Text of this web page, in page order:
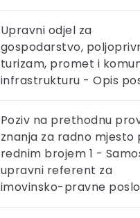
Upravni odjel za
gospodarstvo,
turizam, promet i
infrastrukturu - Opis
Poziv na prethodnu
znanja za radno mjesto
rednim brojem 1 -
upravni referent za
imovinsko-pravne